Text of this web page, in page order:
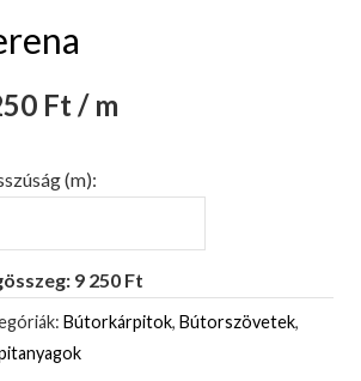
Ft / m
(m):
9 250 Ft
Bútorkárpitok, Bútorszövetek,